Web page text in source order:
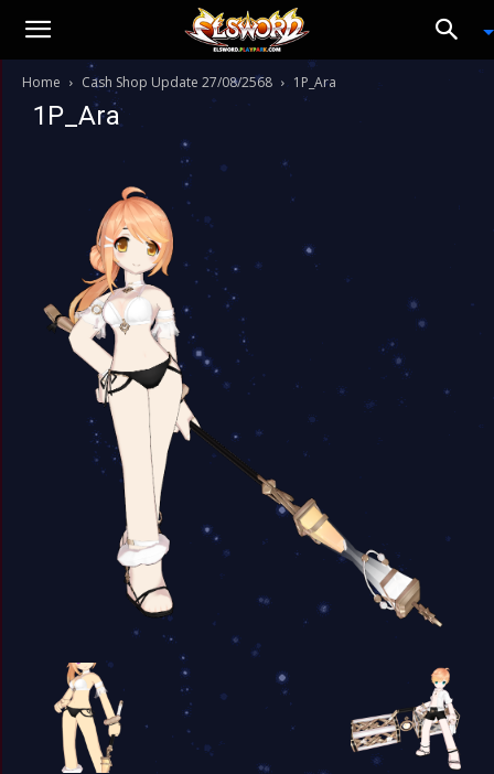
Home Cash Shop Update 27/08/2568 1P_Ara
1P_Ara